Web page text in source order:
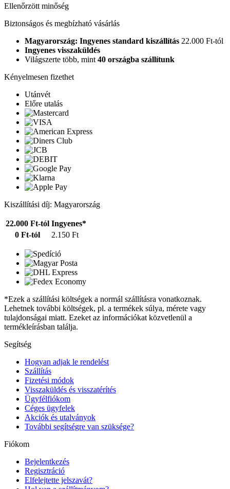
Ellenőrzött minőség
Biztonságos és megbízható vásárlás
Magyarország: Ingyenes standard kiszállítás 22.000 Ft-tól
Ingyenes visszaküldés
Világszerte több, mint 40 országba szállítunk
Kényelmesen fizethet
Utánvét
Előre utalás
Kiszállítási díj: Magyarország
22.000 Ft-tól Ingyenes*
0 Ft-tól
2.150 Ft
*Ezek a szállítási költségek a normál szállításra vonatkoznak.
Lehetnek további költségek, pl. a termékek súlya, mérete vagy
tulajdonságai miatt. Ezeket az információkat közvetlenül a
termékleírásban találja.
Segítség
Hogyan adjak le rendelést
Szállítás
Fizetési módok
Visszaküldés és visszatérítés
Ügyfélfiókom
Céges ügyfelek
Akciók és utalványok
További segítségre van szüksége?
Fiókom
Bejelentkezés
Regisztráció
Elfelejtette jelszavát?